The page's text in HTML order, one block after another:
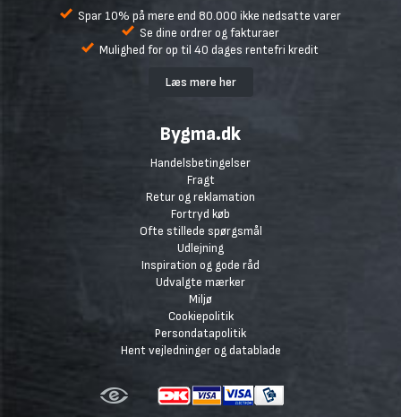
Spar 10% på mere end 80.000 ikke nedsatte varer
Se dine ordrer og fakturaer
Mulighed for op til 40 dages rentefri kredit
Læs mere her
Bygma.dk
Handelsbetingelser
Fragt
Retur og reklamation
Fortryd køb
Ofte stillede spørgsmål
Udlejning
Inspiration og gode råd
Udvalgte mærker
Miljø
Cookiepolitik
Persondatapolitik
Hent vejledninger og datablade